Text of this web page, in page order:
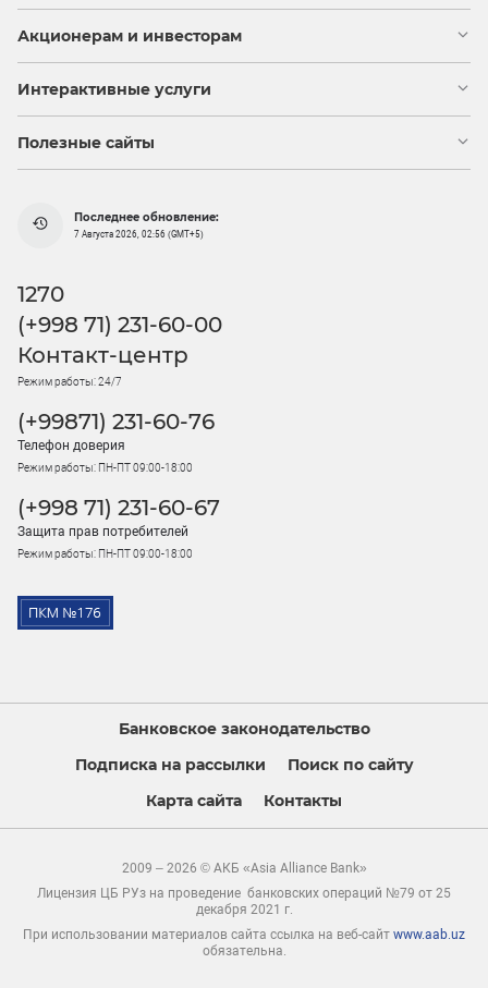
Акционерам и инвесторам
Интерактивные услуги
Полезные сайты
Последнее обновление:
7 Августа 2026, 02:56 (GMT+5)
1270
(+998 71) 231-60-00
Контакт-центр
Режим работы: 24/7
(+99871) 231-60-76
Телефон доверия
Режим работы: ПН-ПТ 09:00-18:00
(+998 71) 231-60-67
Защита прав потребителей
Режим работы: ПН-ПТ 09:00-18:00
Банковское законодательство
Подписка на рассылки
Поиск по сайту
Карта сайта
Контакты
2009 – 2026 © АКБ «Asia Alliance Bank»
Лицензия ЦБ РУз на проведение банковских операций №79 от 25
декабря 2021 г.
При использовании материалов сайта ссылка на веб-сайт www.aab.uz
обязательна.